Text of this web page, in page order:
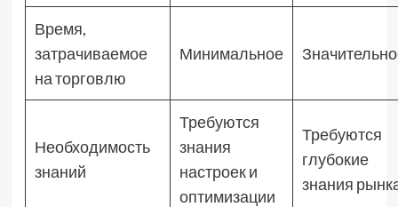
Время,
затрачиваемое
на торговлю
Минимальное
Необходимость
знаний
Требуются
знания
настроек и
оптимизации
Требуются
глубокие
знания